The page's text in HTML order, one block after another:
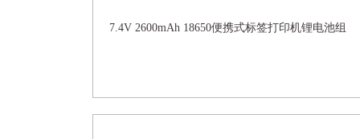
7.4V 2600mAh 18650便携式标签打印机锂电池组